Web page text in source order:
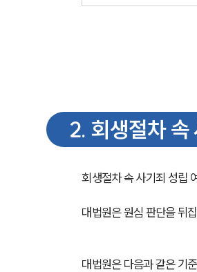
2. 회생절차 속
회생절차 속 사기죄 성립
대법원은 원심 판단을 뒤
대법원은 다음과 같은 기